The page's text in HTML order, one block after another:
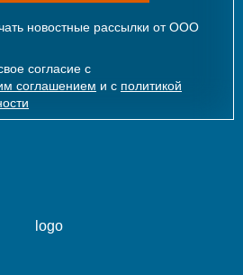
новостные рассылки от ООО
согласие с
соглашением и с политикой